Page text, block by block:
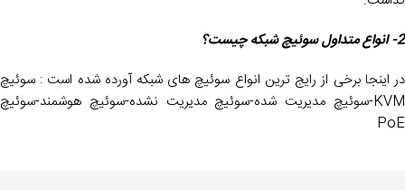
2- انواع متداول سوئیچ شبکه چیست؟
در اینجا برخی از رایج ترین انواع سوئیچ های شبکه آورده شده است : سوئیچ
KVM-سوئیچ مدیریت شده-سوئیچ مدیریت نشده-سوئیچ هوشمند-سوئیچ
PoE